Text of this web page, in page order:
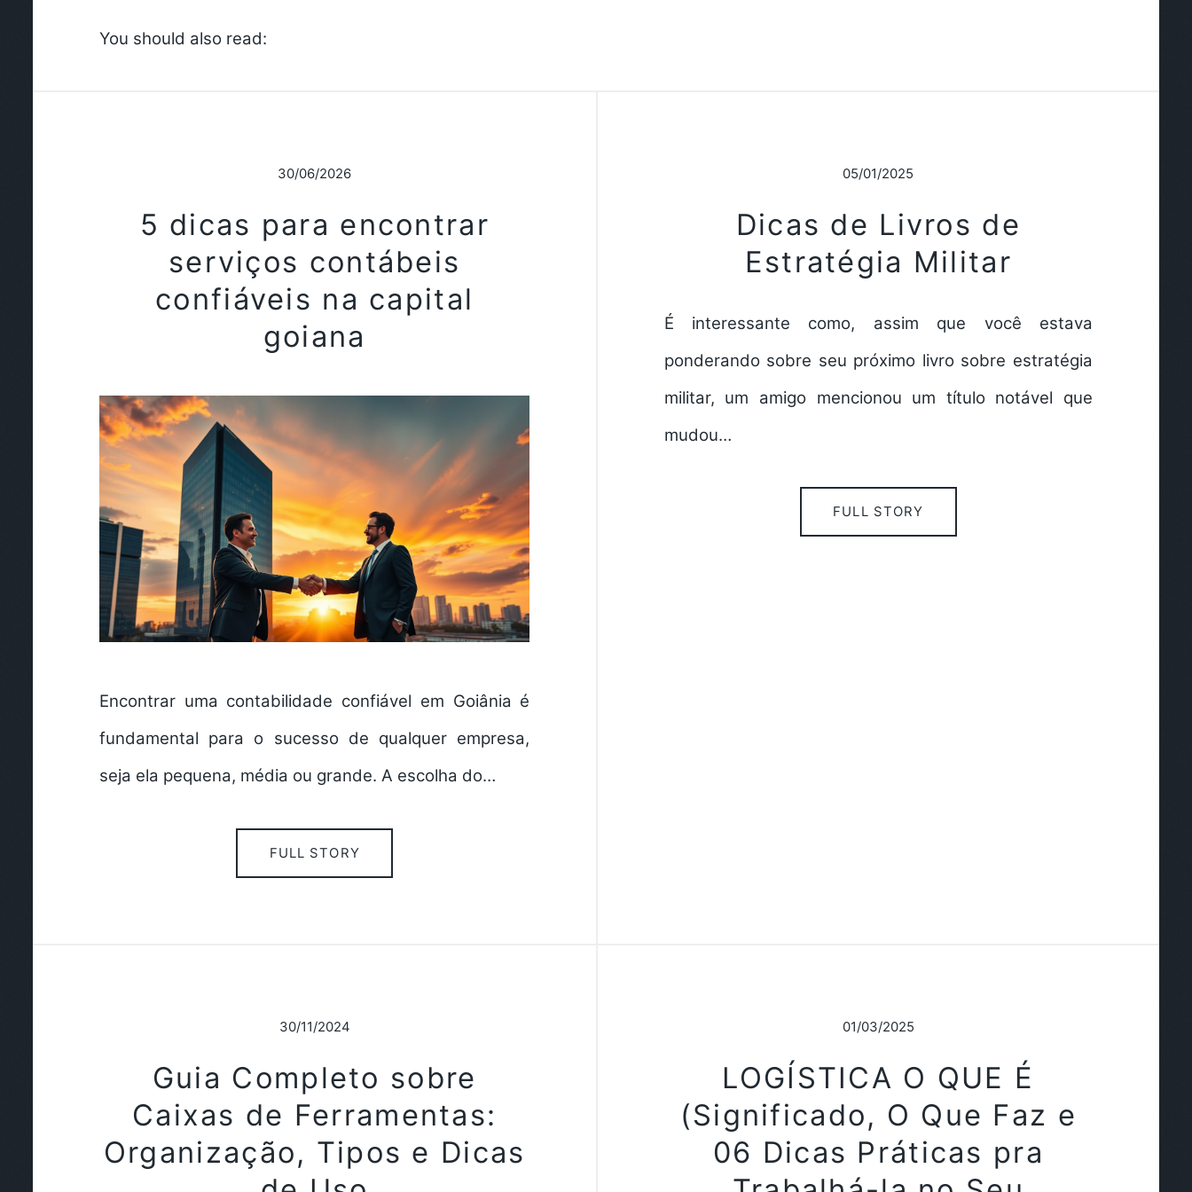
You should also read:
30/06/2026
5 dicas para encontrar
serviços contábeis
confiáveis na capital
goiana
Encontrar uma contabilidade confiável em Goiânia é
fundamental para o sucesso de qualquer empresa,
seja ela pequena, média ou grande. A escolha do…
FULL STORY
05/01/2025
Dicas de Livros de
Estratégia Militar
É interessante como, assim que você estava
ponderando sobre seu próximo livro sobre estratégia
militar, um amigo mencionou um título notável que
mudou…
FULL STORY
30/11/2024
Guia Completo sobre
Caixas de Ferramentas:
Organização, Tipos e Dicas
01/03/2025
LOGÍSTICA O QUE É
(Significado, O Que Faz e
06 Dicas Práticas pra